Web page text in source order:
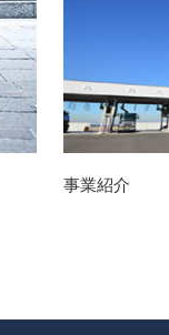
事業紹介